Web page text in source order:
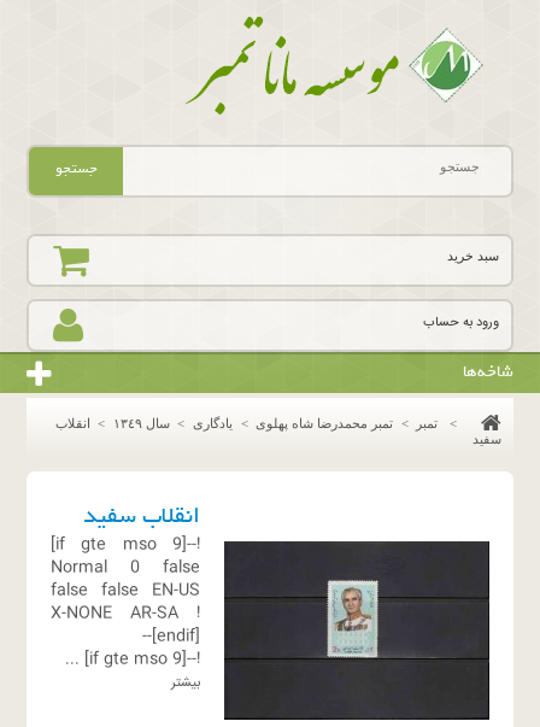
ورود به حساب
سبد خرید
جستجو
شاخه‌ها
> تمبر > تمبر محمدرضا شاه پهلوی > یادگاری > سال ١٣٤٩ >
انقلاب
سفید
انقلاب سفید
!--[if gte mso 9]
Normal
0
false
false false
EN-US
X-NONE
AR-SA
!
[endif]--
!--[if gte mso 9]
...
بیشتر